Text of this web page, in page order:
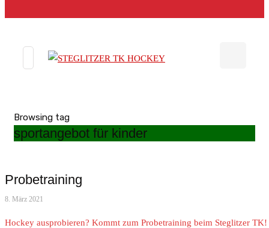
Browsing tag
sportangebot für kinder
Probetraining
8. März 2021
Hockey ausprobieren? Kommt zum Probetraining beim Steglitzer TK!